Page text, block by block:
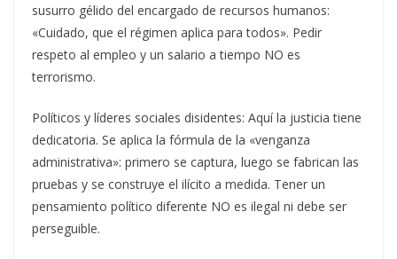
susurro gélido del encargado de recursos humanos:
«Cuidado, que el régimen aplica para todos». Pedir
respeto al empleo y un salario a tiempo NO es
terrorismo.
Políticos y líderes sociales disidentes: Aquí la justicia tiene
dedicatoria. Se aplica la fórmula de la «venganza
administrativa»: primero se captura, luego se fabrican las
pruebas y se construye el ilícito a medida. Tener un
pensamiento político diferente NO es ilegal ni debe ser
perseguible.